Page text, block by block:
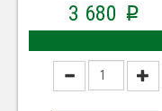
3 680 p